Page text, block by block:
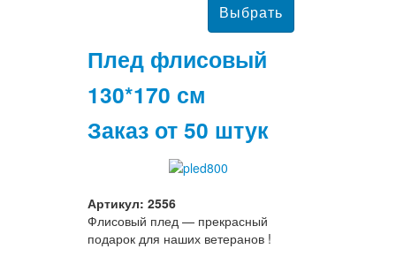
Плед флисовый
130*170 см
Заказ от 50 штук
Артикул: 2556
Флисовый плед — прекрасный
подарок для наших ветеранов !